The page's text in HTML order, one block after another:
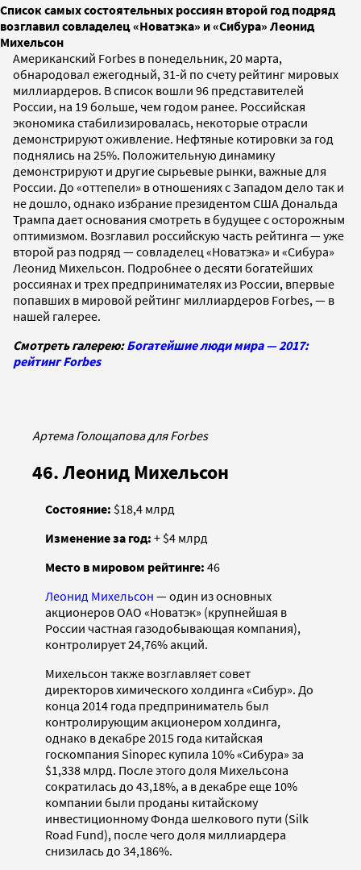
Список самых состоятельных россиян второй год подряд
возглавил совладелец «Новатэка» и «Сибура» Леонид
Михельсон
Американский Forbes в понедельник, 20 марта,
обнародовал ежегодный, 31-й по счету рейтинг мировых
миллиардеров. В список вошли 96 представителей
России, на 19 больше, чем годом ранее. Российская
экономика стабилизировалась, некоторые отрасли
демонстрируют оживление. Нефтяные котировки за год
поднялись на 25%. Положительную динамику
демонстрируют и другие сырьевые рынки, важные для
России. До «оттепели» в отношениях с Западом дело так и
не дошло, однако избрание президентом США Дональда
Трампа дает основания смотреть в будущее с осторожным
оптимизмом. Возглавил российскую часть рейтинга — уже
второй раз подряд — совладелец «Новатэка» и «Сибура»
Леонид Михельсон. Подробнее о десяти богатейших
россиянах и трех предпринимателях из России, впервые
попавших в мировой рейтинг миллиардеров Forbes, — в
нашей галерее.
Смотреть галерею:Богатейшие люди мира — 2017:
рейтинг Forbes
Артема Голощапова для Forbes
46. Леонид Михельсон
Состояние: $18,4 млрд
Изменение за год: + $4 млрд
Место в мировом рейтинге: 46
Леонид Михельсон — один из основных
акционеров ОАО «Новатэк» (крупнейшая в
России частная газодобывающая компания),
контролирует 24,76% акций.
Михельсон также возглавляет совет
директоров химического холдинга «Сибур». До
конца 2014 года предприниматель был
контролирующим акционером холдинга,
однако в декабре 2015 года китайская
госкомпания Sinopec купила 10% «Сибура» за
$1,338 млрд. После этого доля Михельсона
сократилась до 43,18%, а в декабре еще 10%
компании были проданы китайскому
инвестиционному Фонда шелкового пути (Silk
Road Fund), после чего доля миллиардера
снизилась до 34,186%.